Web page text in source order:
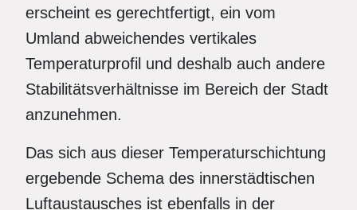
erscheint es gerechtfertigt, ein vom
Umland abweichendes vertikales
Temperaturprofil und deshalb auch andere
Stabilitätsverhältnisse im Bereich der Stadt
anzunehmen.
Das sich aus dieser Temperaturschichtung
ergebende Schema des innerstädtischen
Luftaustausches ist ebenfalls in der